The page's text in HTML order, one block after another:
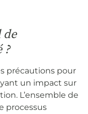
de
?
précautions pour
un impact sur
L’ensemble de
processus